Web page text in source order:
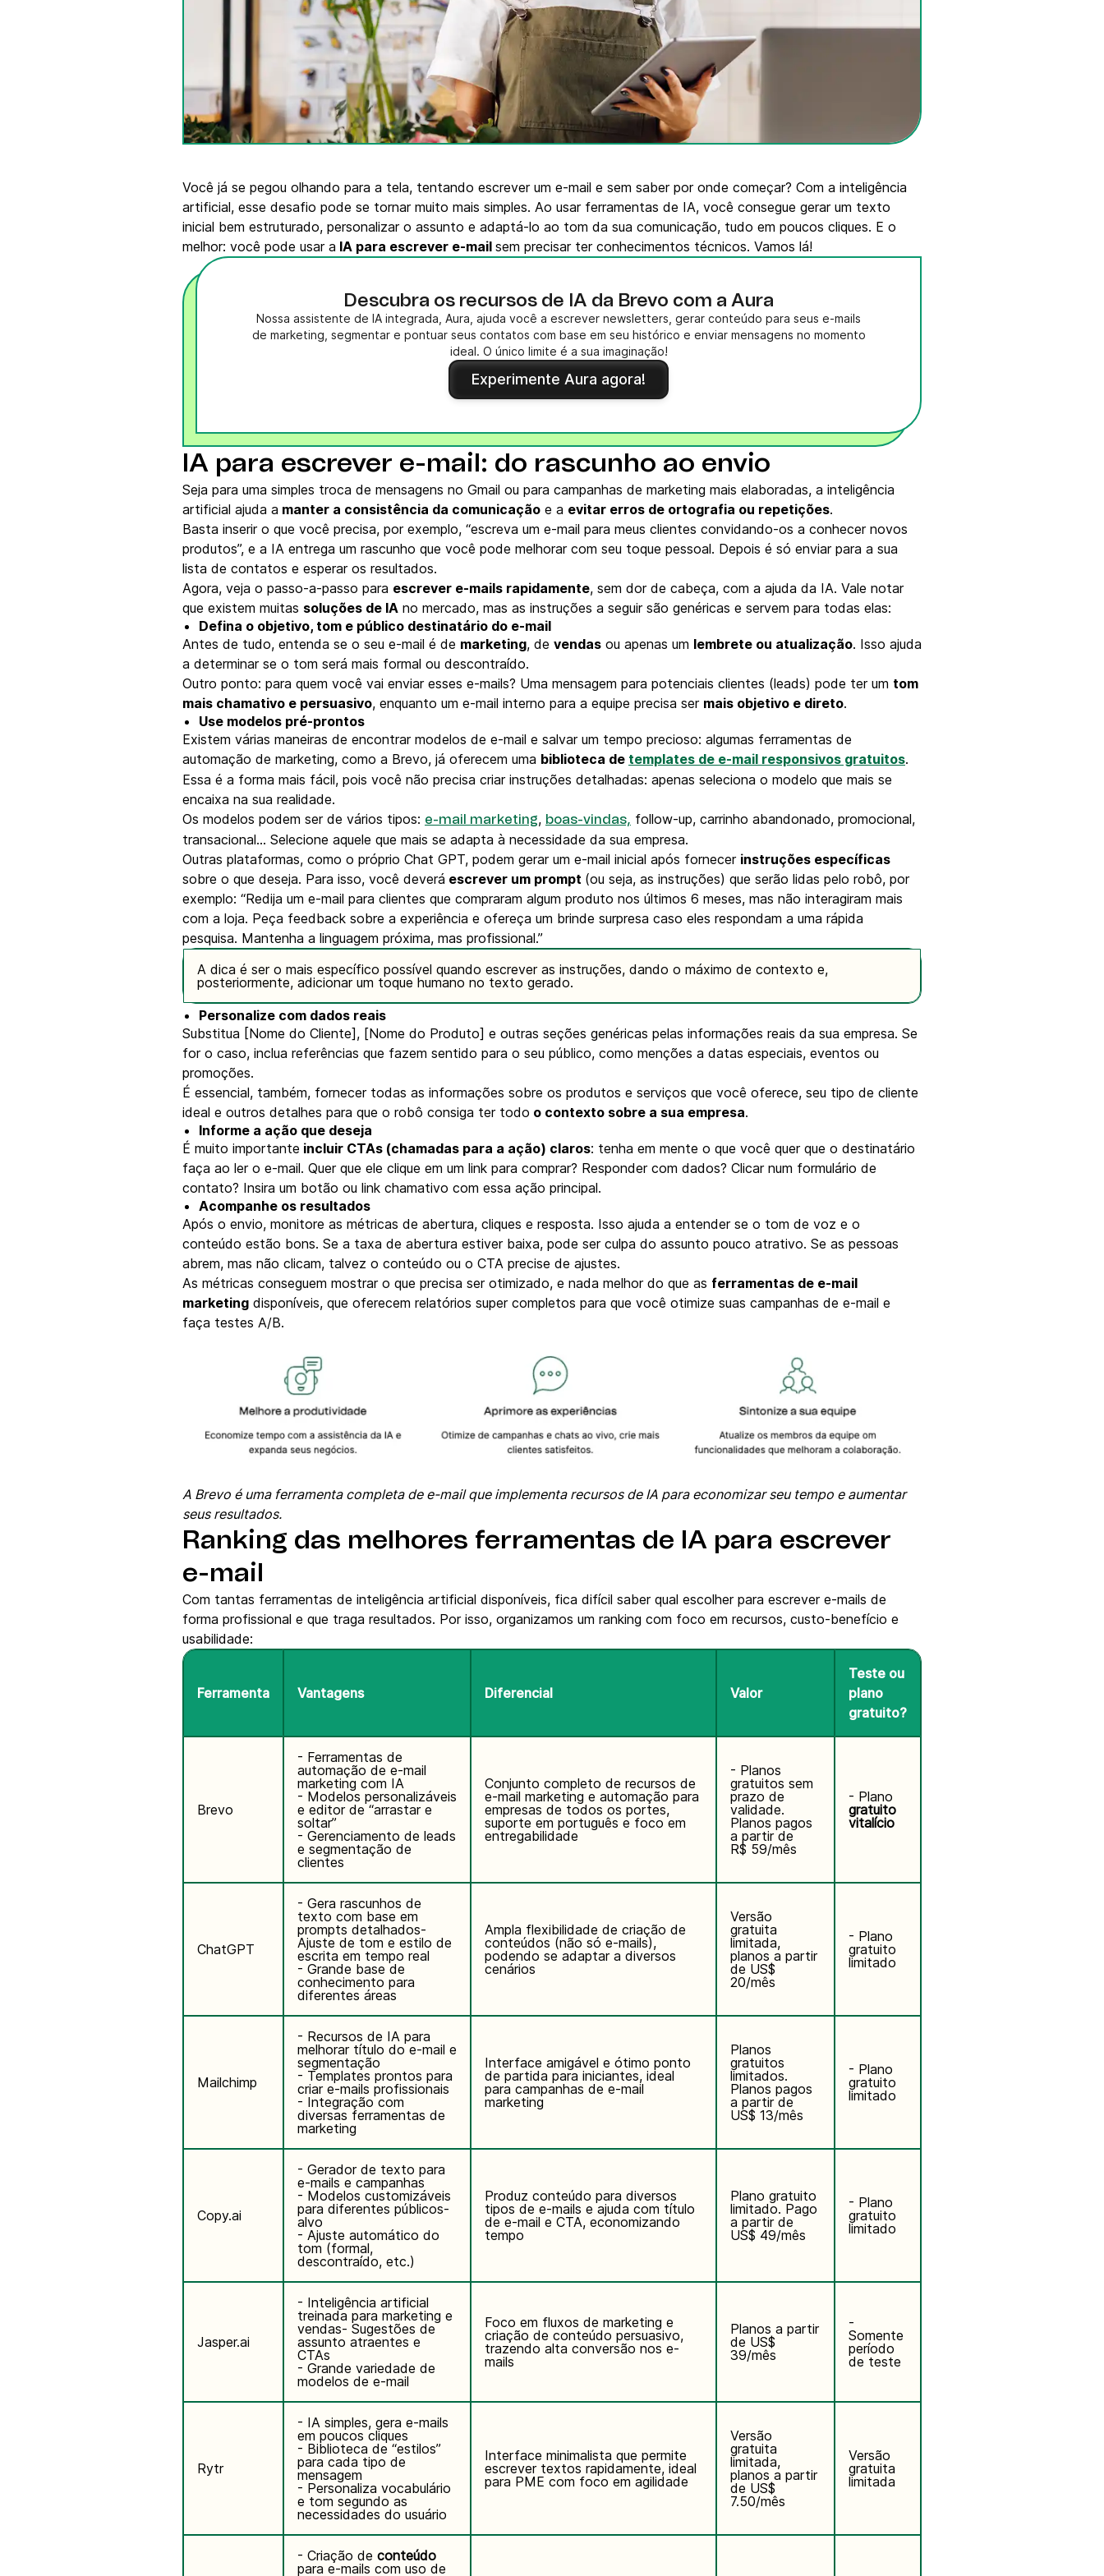
Integre a Brevo com 150+ ferramentas digitais,
como Shopify, WordPress, Stripe, Zapier e muito
VoIP Phone
Você já se pegou olhando para a tela, tentando escrever um e-mail e sem saber por onde começar? Com a inteligência
artificial, esse desafio pode se tornar muito mais simples. Ao usar ferramentas de IA, você consegue gerar um texto
inicial bem estruturado, personalizar o assunto e adaptá-lo ao tom da sua comunicação, tudo em poucos cliques. E o
melhor: você pode usar a IA para escrever e-mail sem precisar ter conhecimentos técnicos. Vamos lá!
Descubra os recursos de IA da Brevo com a Aura
Nossa assistente de IA integrada, Aura, ajuda você a escrever newsletters, gerar conteúdo para seus e-mails
de marketing, segmentar e pontuar seus contatos com base em seu histórico e enviar mensagens no momento
ideal. O único limite é a sua imaginação!
Experimente Aura agora!
IA para escrever e-mail: do rascunho ao envio
Seja para uma simples troca de mensagens no Gmail ou para campanhas de marketing mais elaboradas, a inteligência
artificial ajuda a manter a consistência da comunicação e a evitar erros de ortografia ou repetições.
Basta inserir o que você precisa, por exemplo, “escreva um e-mail para meus clientes convidando-os a conhecer novos
produtos”, e a IA entrega um rascunho que você pode melhorar com seu toque pessoal. Depois é só enviar para a sua
lista de contatos e esperar os resultados.
Agora, veja o passo-a-passo para escrever e-mails rapidamente, sem dor de cabeça, com a ajuda da IA. Vale notar
que existem muitas soluções de IA no mercado, mas as instruções a seguir são genéricas e servem para todas elas:
Defina o objetivo, tom e público destinatário do e-mail
Antes de tudo, entenda se o seu e-mail é de marketing, de vendas ou apenas um lembrete ou atualização. Isso ajuda
a determinar se o tom será mais formal ou descontraído.
Outro ponto: para quem você vai enviar esses e-mails? Uma mensagem para potenciais clientes (leads) pode ter um tom
mais chamativo e persuasivo, enquanto um e-mail interno para a equipe precisa ser mais objetivo e direto.
Use modelos pré-prontos
Existem várias maneiras de encontrar modelos de e-mail e salvar um tempo precioso: algumas ferramentas de
automação de marketing, como a Brevo, já oferecem uma biblioteca de templates de e-mail responsivos gratuitos.
Essa é a forma mais fácil, pois você não precisa criar instruções detalhadas: apenas seleciona o modelo que mais se
encaixa na sua realidade.
Os modelos podem ser de vários tipos: e-mail marketing, boas-vindas, follow-up, carrinho abandonado, promocional,
transacional… Selecione aquele que mais se adapta à necessidade da sua empresa.
Outras plataformas, como o próprio Chat GPT, podem gerar um e-mail inicial após fornecer instruções específicas
sobre o que deseja. Para isso, você deverá escrever um prompt (ou seja, as instruções) que serão lidas pelo robô, por
exemplo: “Redija um e-mail para clientes que compraram algum produto nos últimos 6 meses, mas não interagiram mais
com a loja. Peça feedback sobre a experiência e ofereça um brinde surpresa caso eles respondam a uma rápida
pesquisa. Mantenha a linguagem próxima, mas profissional.”
A dica é ser o mais específico possível quando escrever as instruções, dando o máximo de contexto e,
posteriormente, adicionar um toque humano no texto gerado.
Personalize com dados reais
Substitua [Nome do Cliente], [Nome do Produto] e outras seções genéricas pelas informações reais da sua empresa. Se
for o caso, inclua referências que fazem sentido para o seu público, como menções a datas especiais, eventos ou
promoções.
É essencial, também, fornecer todas as informações sobre os produtos e serviços que você oferece, seu tipo de cliente
ideal e outros detalhes para que o robô consiga ter todo o contexto sobre a sua empresa.
Informe a ação que deseja
É muito importante incluir CTAs (chamadas para a ação) claros: tenha em mente o que você quer que o destinatário
faça ao ler o e-mail. Quer que ele clique em um link para comprar? Responder com dados? Clicar num formulário de
contato? Insira um botão ou link chamativo com essa ação principal.
Acompanhe os resultados
Após o envio, monitore as métricas de abertura, cliques e resposta. Isso ajuda a entender se o tom de voz e o
conteúdo estão bons. Se a taxa de abertura estiver baixa, pode ser culpa do assunto pouco atrativo. Se as pessoas
abrem, mas não clicam, talvez o conteúdo ou o CTA precise de ajustes.
As métricas conseguem mostrar o que precisa ser otimizado, e nada melhor do que as ferramentas de e-mail
marketing disponíveis, que oferecem relatórios super completos para que você otimize suas campanhas de e-mail e
faça testes A/B.
A Brevo é uma ferramenta completa de e-mail que implementa recursos de IA para economizar seu tempo e aumentar
seus resultados.
Ranking das melhores ferramentas de IA para escrever
e-mail
Com tantas ferramentas de inteligência artificial disponíveis, fica difícil saber qual escolher para escrever e-mails de
forma profissional e que traga resultados. Por isso, organizamos um ranking com foco em recursos, custo-benefício e
usabilidade:
Ferramenta Vantagens Diferencial Valor
Teste ou
plano
gratuito?
Brevo
- Ferramentas de
automação de e-mail
marketing com IA
- Modelos personalizáveis
e editor de “arrastar e
soltar”
- Gerenciamento de leads
e segmentação de
clientes
Conjunto completo de recursos de
e-mail marketing e automação para
empresas de todos os portes,
suporte em português e foco em
entregabilidade
- Planos
gratuitos sem
prazo de
validade.
Planos pagos
a partir de
R$ 59/mês
- Plano
gratuito
vitalício
ChatGPT
- Gera rascunhos de
texto com base em
prompts detalhados-
Ajuste de tom e estilo de
escrita em tempo real
- Grande base de
conhecimento para
diferentes áreas
Ampla flexibilidade de criação de
conteúdos (não só e-mails),
podendo se adaptar a diversos
cenários
Versão
gratuita
limitada,
planos a partir
de US$
20/mês
- Plano
gratuito
limitado
Mailchimp
- Recursos de IA para
melhorar título do e-mail e
segmentação
- Templates prontos para
criar e-mails profissionais
- Integração com
diversas ferramentas de
marketing
Interface amigável e ótimo ponto
de partida para iniciantes, ideal
para campanhas de e-mail
marketing
Planos
gratuitos
limitados.
Planos pagos
a partir de
US$ 13/mês
- Plano
gratuito
limitado
Copy.ai
- Gerador de texto para
e-mails e campanhas
- Modelos customizáveis
para diferentes públicos-
alvo
- Ajuste automático do
tom (formal,
descontraído, etc.)
Produz conteúdo para diversos
tipos de e-mails e ajuda com título
de e-mail e CTA, economizando
tempo
Plano gratuito
limitado. Pago
a partir de
US$ 49/mês
- Plano
gratuito
limitado
Jasper.ai
- Inteligência artificial
treinada para marketing e
vendas- Sugestões de
assunto atraentes e
CTAs
- Grande variedade de
modelos de e-mail
Foco em fluxos de marketing e
criação de conteúdo persuasivo,
trazendo alta conversão nos e-
mails
Planos a partir
de US$
39/mês
-
Somente
período
de teste
Rytr
- IA simples, gera e-mails
em poucos cliques
- Biblioteca de “estilos”
para cada tipo de
mensagem
- Personaliza vocabulário
e tom segundo as
necessidades do usuário
Interface minimalista que permite
escrever textos rapidamente, ideal
para PME com foco em agilidade
Versão
gratuita
limitada,
planos a partir
de US$
7.50/mês
Versão
gratuita
limitada
- Criação de conteúdo
para e-mails com uso de